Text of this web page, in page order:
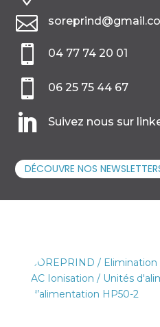

 04 77 74 20 01
 06 25 75 44 67
 Suivez nous sur
DÉCOUVRE NOS
SOREPRIND /
AC Ionisation / Unités
d’alimentation HP50-2